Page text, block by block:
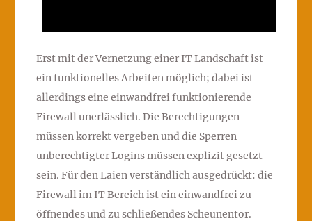
Erst mit der Vernetzung einer IT Landschaft ist
ein funktionelles Arbeiten möglich; dabei ist
allerdings eine einwandfrei funktionierende
Firewall unerlässlich. Die Berechtigungen
müssen korrekt vergeben und die Sperren
unberechtigter Logins müssen explizit gesetzt
sein. Für den Laien verständlich ausgedrückt: die
Firewall im IT Bereich ist ein einwandfrei zu
öffnendes und zu schließendes Scheunentor.